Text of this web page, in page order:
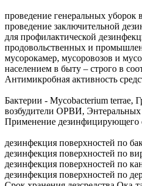
проведение генеральных
проведение заключительной
для профилактической
продовольственных и
мусорокамер, мусоровозов и
населением в быту – строго в
Антимикробная активность
Бактерии - Mycobacterium
возбудители ОРВИ,
Применение дезинфицирующего
дезинфекция поверхностей по
дезинфекция поверхностей по
дезинфекция поверхностей по
дезинфекция поверхностей по